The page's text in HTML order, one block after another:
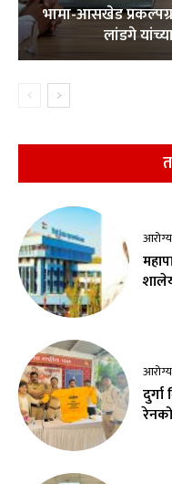
भामा-आसखेड
लांडगे
दुर्गा